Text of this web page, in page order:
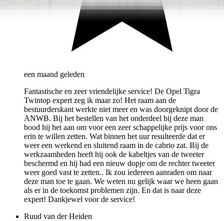
een maand geleden
Fantastische en zeer vriendelijke service! De Opel Tigra
Twintop expert zeg ik maar zo! Het raam aan de
bestuurderskant werkte niet meer en was doorgeknipt door de
ANWB. Bij het bestellen van het onderdeel bij deze man
bood hij het aan om voor een zeer schappelijke prijs voor ons
erin te willen zetten. Wat binnen het uur resulteerde dat er
weer een werkend en sluitend raam in de cabrio zat. Bij de
werkzaamheden heeft hij ook de kabeltjes van de tweeter
beschermd en hij had een nieuw dopje om de rechter tweeter
weer goed vast te zetten.. Ik zou iedereen aanraden om naar
deze man toe te gaan. We weten nu gelijk waar we heen gaan
als er in de toekomst problemen zijn. En dat is naar deze
expert! Dankjewel voor de service!
Ruud van der Heiden